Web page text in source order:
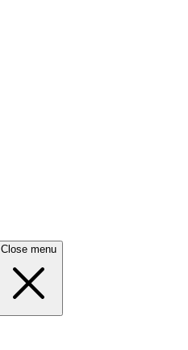
Close menu